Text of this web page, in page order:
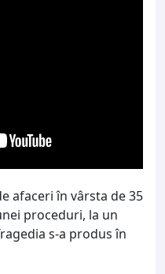
afaceri în vârsta de 35
proceduri, la un
s-a produs în